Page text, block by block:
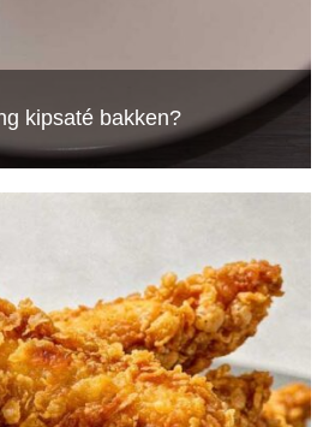
kipsaté bakken?